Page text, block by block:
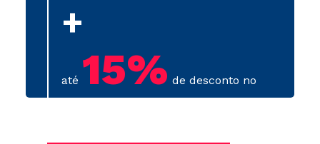
+
até 15% de desconto no